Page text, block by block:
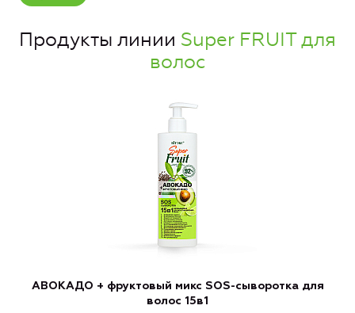
Продукты линии Super FRUIT для
волос
АВОКАДО + фруктовый микс SOS-сыворотка для
волос 15в1